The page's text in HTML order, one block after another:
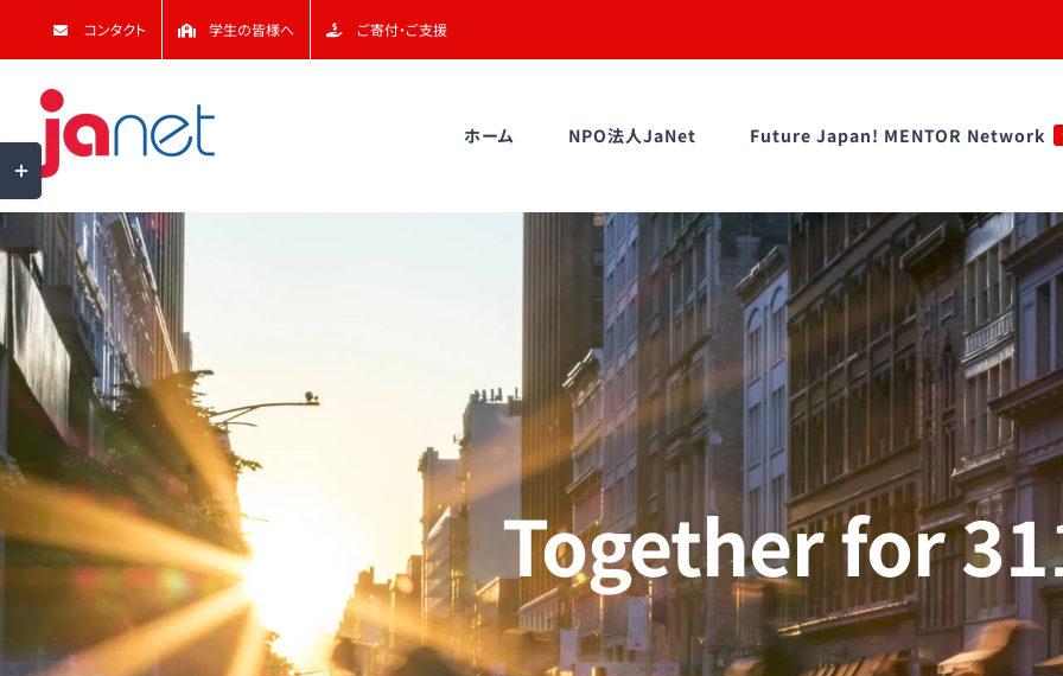
to
content
コンタクト 学生の皆様へ ご寄付・ご支援
ホーム NPO法人JaNet Future Japan! MENTOR Network
Together for
Toggle
Sliding
Bar
Area